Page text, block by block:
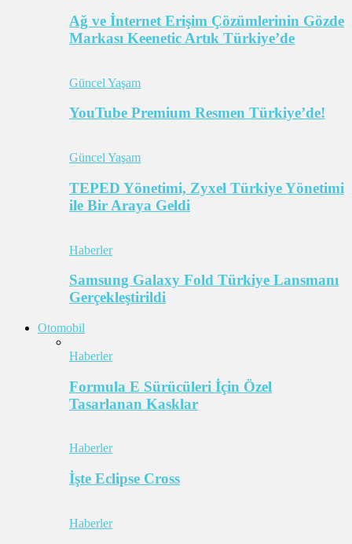
Ağ ve İnternet Erişim Çözümlerinin Gözde
Markası Keenetic Artık Türkiye’de
Güncel Yaşam
YouTube Premium Resmen Türkiye’de!
Güncel Yaşam
TEPED Yönetimi, Zyxel Türkiye Yönetimi
ile Bir Araya Geldi
Haberler
Samsung Galaxy Fold Türkiye Lansmanı
Gerçekleştirildi
Otomobil
Haberler
Formula E Sürücüleri İçin Özel
Tasarlanan Kasklar
Haberler
İşte Eclipse Cross
Haberler